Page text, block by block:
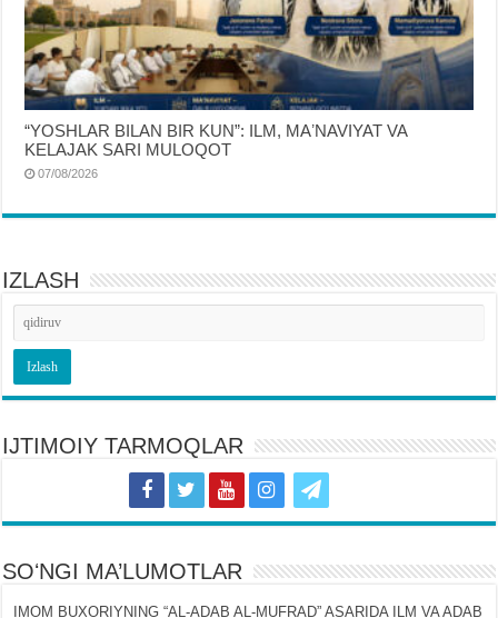
“YOSHLAR BILAN BIR KUN”: ILM, MAʼNAVIYAT VA
KELAJAK SARI MULOQOT
07/08/2026
IZLASH
IJTIMOIY TARMOQLAR
SOʻNGI MA’LUMOTLAR
IMOM BUXORIYNING “AL-ADAB AL-MUFRAD” ASARIDA ILM VA ADAB